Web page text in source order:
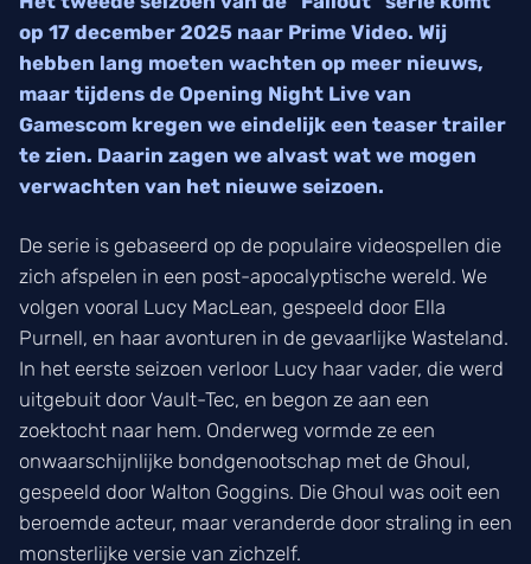
op 17 december 2025 naar Prime Video. Wij
hebben lang moeten wachten op meer nieuws,
maar tijdens de Opening Night Live van
Gamescom kregen we eindelijk een teaser trailer
te zien. Daarin zagen we alvast wat we mogen
verwachten van het nieuwe seizoen.
De serie is gebaseerd op de populaire videospellen die
zich afspelen in een post-apocalyptische wereld. We
volgen vooral Lucy MacLean, gespeeld door Ella
Purnell, en haar avonturen in de gevaarlijke Wasteland.
In het eerste seizoen verloor Lucy haar vader, die werd
uitgebuit door Vault-Tec, en begon ze aan een
zoektocht naar hem. Onderweg vormde ze een
onwaarschijnlijke bondgenootschap met de Ghoul,
gespeeld door Walton Goggins. Die Ghoul was ooit een
beroemde acteur, maar veranderde door straling in een
monsterlijke versie van zichzelf.